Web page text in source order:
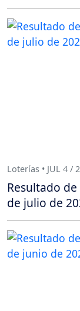
Loterías • JUL 4 /
Resultado
de julio de